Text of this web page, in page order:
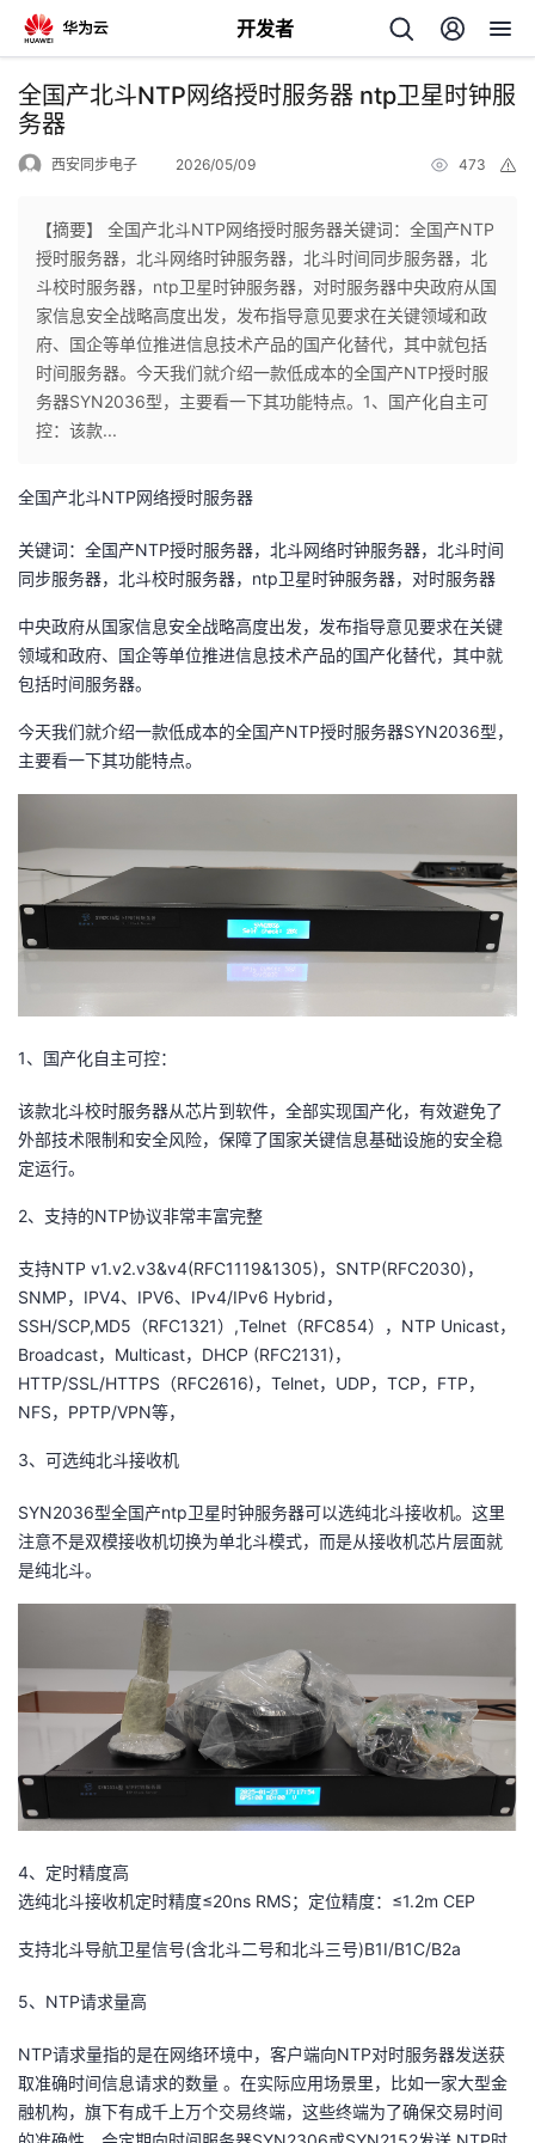
开发者
返
回
个
人
主
我
的
者
我
的
博
我
的
我
开
发
者
学
堂
我
的
课
程
我
的
认
我
的
我
的
Programs
我
的
支
持
我
的
术
支
我
云
声
议
全国产北斗NTP网络授时服务器 ntp卫星时钟服
务器
西安同步电子 2026/05/09 473
【摘要】 全国产北斗NTP网络授时服务器关键词：全国产NTP
授时服务器，北斗网络时钟服务器，北斗时间同步服务器，北
斗校时服务器，ntp卫星时钟服务器，对时服务器中央政府从国
家信息安全战略高度出发，发布指导意见要求在关键领域和政
府、国企等单位推进信息技术产品的国产化替代，其中就包括
时间服务器。今天我们就介绍一款低成本的全国产NTP授时服
务器SYN2036型，主要看一下其功能特点。1、国产化自主可
控：该款...
全国产北斗NTP网络授时服务器
关键词：全国产NTP授时服务器，北斗网络时钟服务器，北斗时间
同步服务器，北斗校时服务器，ntp卫星时钟服务器，对时服务器
中央政府从国家信息安全战略高度出发，发布指导意见要求在关键
领域和政府、国企等单位推进信息技术产品的国产化替代，其中就
包括时间服务器。
今天我们就介绍一款低成本的全国产NTP授时服务器SYN2036型，
主要看一下其功能特点。
1、国产化自主可控：
该款北斗校时服务器从芯片到软件，全部实现国产化，有效避免了
外部技术限制和安全风险，保障了国家关键信息基础设施的安全稳
定运行。
2、支持的NTP协议非常丰富完整
支持NTP v1.v2.v3&v4(RFC1119&1305)，SNTP(RFC2030)，
SNMP，IPV4、IPV6、IPv4/IPv6 Hybrid，
SSH/SCP,MD5（RFC1321）,Telnet（RFC854），NTP Unicast，
Broadcast，Multicast，DHCP (RFC2131)，
HTTP/SSL/HTTPS（RFC2616)，Telnet，UDP，TCP，FTP，
NFS，PPTP/VPN等，
3、可选纯北斗接收机
SYN2036型全国产ntp卫星时钟服务器可以选纯北斗接收机。这里
注意不是双模接收机切换为单北斗模式，而是从接收机芯片层面就
是纯北斗。
4、定时精度高
选纯北斗接收机定时精度≤20ns RMS；定位精度：≤1.2m CEP
支持北斗导航卫星信号(含北斗二号和北斗三号)B1I/B1C/B2a
5、NTP请求量高
NTP请求量指的是在网络环境中，客户端向NTP对时服务器发送获
取准确时间信息请求的数量 。在实际应用场景里，比如一家大型金
融机构，旗下有成千上万个交易终端，这些终端为了确保交易时间